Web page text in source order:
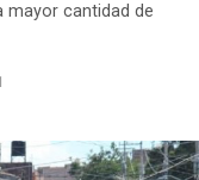
mayor cantidad de